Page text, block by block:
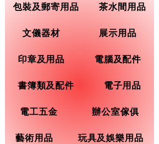
包裝及郵寄用品 茶水間用品
文儀器材 展示用品
印章及用品 電腦及配件
書簿類及配件 電子用品
電工五金 辦公室傢俱
藝術用品 玩具及娛樂用品